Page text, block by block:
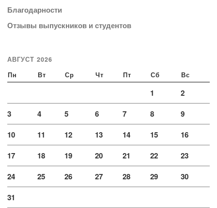
Благодарности
Отзывы выпускников и студентов
АВГУСТ 2026
Пн Вт Ср Чт Пт Сб Вс
1
2
3
4 5 6 7 8
9
10
11 12 13 14 15
16
17
18 19 20 21 22
23
24
25 26 27 28 29
30
31